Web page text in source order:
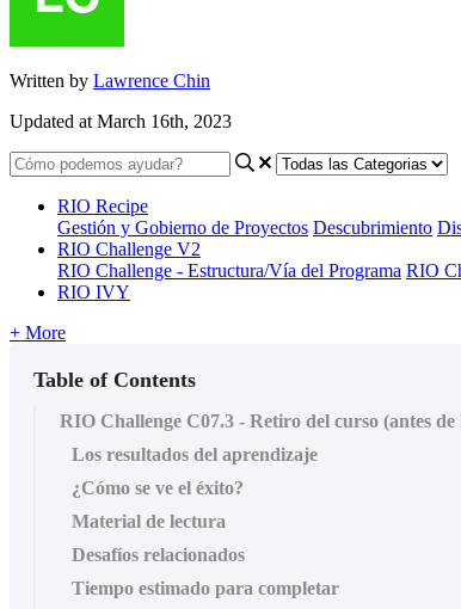
Written by Lawrence Chin
Updated at March 16th, 2023
RIO Recipe
Gestión y Gobierno de Proyectos Descubrimiento
RIO Challenge V2
RIO Challenge - Estructura/Vía del Programa RIO
RIO IVY
+ More
Table of Contents
RIO Challenge C07.3 - Retiro del curso (antes de
Los resultados del aprendizaje
¿Cómo se ve el éxito?
Material de lectura
Desafíos relacionados
Tiempo estimado para completar